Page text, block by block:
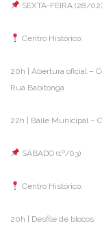
SEXTA-FEIRA (28/02)
Centro Histórico:
20h | Abertura oficial –
Rua Babitonga
22h | Baile Municipal –
SÁBADO (1º/03)
Centro Histórico:
20h | Desfile de blocos